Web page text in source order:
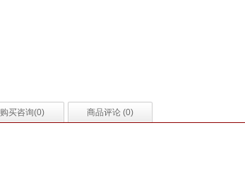
购买咨询(0) 商品评论 (0)